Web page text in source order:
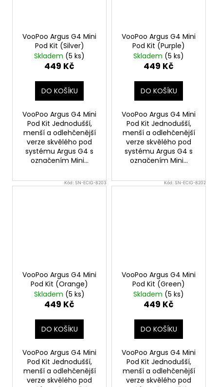
VooPoo Argus G4 Mini
Pod Kit (Silver)
Skladem (5 ks)
449 Kč
DO KOŠÍKU
VooPoo Argus G4 Mini
Pod Kit Jednodušší,
menší a odlehčenější
verze skvělého pod
systému Argus G4 s
označením Mini...
VooPoo Argus G4 Mini
Pod Kit (Purple)
Skladem (5 ks)
449 Kč
DO KOŠÍKU
VooPoo Argus G4 Mini
Pod Kit Jednodušší,
menší a odlehčenější
verze skvělého pod
systému Argus G4 s
označením Mini...
Kód:SN-ECIG-8203
VooPoo Argus G4 Mini
Pod Kit (Orange)
Skladem (5 ks)
449 Kč
DO KOŠÍKU
VooPoo Argus G4 Mini
Pod Kit Jednodušší,
menší a odlehčenější
verze skvělého pod
Kód:SN-ECIG-8202
VooPoo Argus G4 Mini
Pod Kit (Green)
Skladem (5 ks)
449 Kč
DO KOŠÍKU
VooPoo Argus G4 Mini
Pod Kit Jednodušší,
menší a odlehčenější
verze skvělého pod